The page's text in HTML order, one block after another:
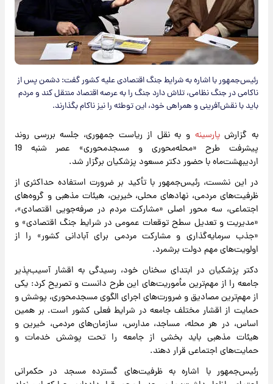
رئیس‌جمهور با اشاره به شرایط جنگ اقتصادی علیه کشور گفت: دشمن پس از
ناکامی در جنگ نظامی، تلاش دارد جنگ را به عرصه اقتصاد منتقل کند و مردم
باید با نقش‌آفرینی و همراهی خود، این توطئه را نیز ناکام بگذارند.
به گزارشپارسینه و به نقل از ریاست جمهوری، جلسه بررسی روند
پیشرفت طرح «محله‌محوری و مسجد‌محوری» عصر شنبه 19
اردیبهشت‌ماه با حضور دکتر مسعود پزشکیان برگزار شد.
در این نشست، رئیس‌جمهور با تأکید بر ضرورت استفاده حداکثری از
ظرفیت‌های مردمی، نهادهای محلی، خیرین، هیئات مذهبی و گروه‌های
اجتماعی، سه محور اصلی «مشارکت مردم در صرفه‌جویی اقتصادی»،
«مدیریت و تعدیل سطح توقعات عمومی در شرایط جنگ اقتصادی» و
«جذب سرمایه‌گذاری و مشارکت مردمی برای آبادانی کشور» را از
اولویت‌های مهم دولت برشمرد.
دکتر پزشکیان در ابتدای سخنان خود، رسیدگی به اقشار آسیب‌پذیر
جامعه را از مهم‌ترین مأموریت‌های این طرح دانست و تصریح کرد: یکی
از مهم‌ترین مصادیق و ضرورت‌های اجرای الگوی مسجد‌محوری، پوشش و
حمایت از اقشار مختلف جامعه در شرایط فعلی کشور است. بر همین
اساس، در هر محله، مساجد، مدارس، سازمان‌های مردمی، خیرین و
هیئات مذهبی باید بخشی از جامعه را تحت پوشش خدمات و
حمایت‌های اجتماعی قرار دهند.
رئیس‌جمهور با اشاره به ظرفیت‌های گسترده مسجد در حکمرانی